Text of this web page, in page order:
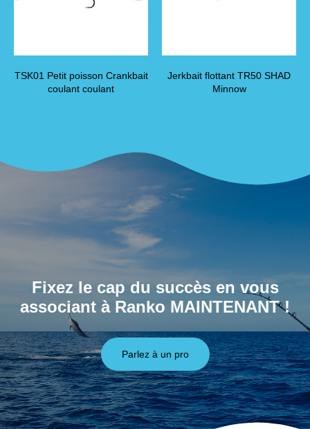
TSK01 Petit poisson Crankbait
coulant coulant
Jerkbait flottant TR50 SHAD
Minnow
Fixez le cap du succès en vous
associant à Ranko MAINTENANT !
Parlez à un pro